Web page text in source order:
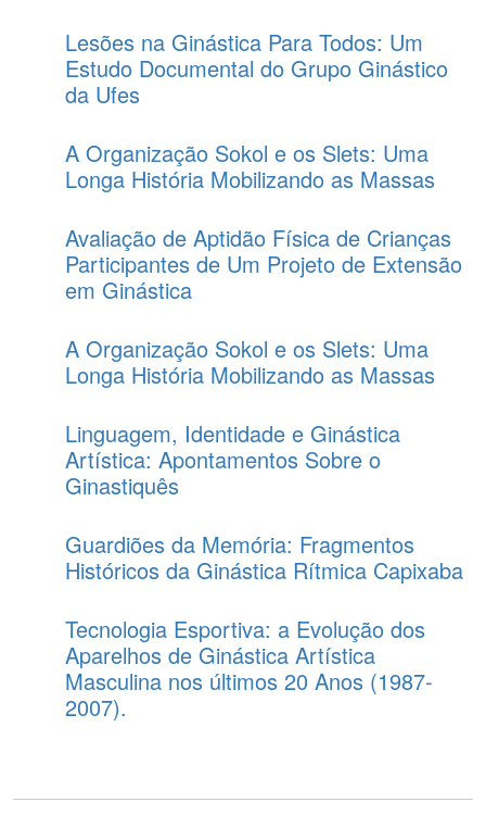
Lesões na Ginástica Para Todos: Um
Estudo Documental do Grupo Ginástico
da Ufes
A Organização Sokol e os Slets: Uma
Longa História Mobilizando as Massas
Avaliação de Aptidão Física de Crianças
Participantes de Um Projeto de Extensão
em Ginástica
A Organização Sokol e os Slets: Uma
Longa História Mobilizando as Massas
Linguagem, Identidade e Ginástica
Artística: Apontamentos Sobre o
Ginastiquês
Guardiões da Memória: Fragmentos
Históricos da Ginástica Rítmica Capixaba
Tecnologia Esportiva: a Evolução dos
Aparelhos de Ginástica Artística
Masculina nos últimos 20 Anos (1987-
2007).